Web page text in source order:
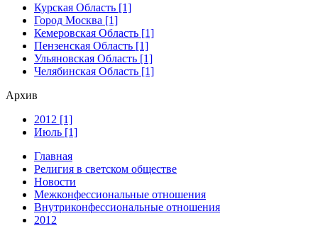
Курская Область [1]
Город Москва [1]
Кемеровская Область [1]
Пензенская Область [1]
Ульяновская Область [1]
Челябинская Область [1]
Архив
2012 [1]
Июль [1]
Главная
Религия в светском обществе
Новости
Межконфессиональные отношения
Внутриконфессиональные отношения
2012